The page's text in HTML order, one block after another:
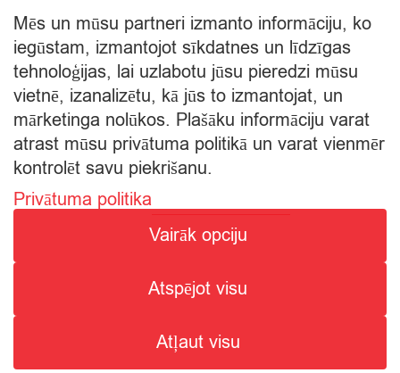
SPECIĀLĀ ATĻAUJA ALKOHOLISKO DZĒRIENU
MAZUMTIRDZNIECĪBAI: SĒRIJA MT Nr. 00000000736.
1
Mēs un mūsu partneri izmanto informāciju, ko
iegūstam, izmantojot sīkdatnes un līdzīgas
tehnoloģijas, lai uzlabotu jūsu pieredzi mūsu
vietnē, izanalizētu, kā jūs to izmantojat, un
mārketinga nolūkos. Plašāku informāciju varat
atrast mūsu privātuma politikā un varat vienmēr
kontrolēt savu piekrišanu.
Privātuma politika
Vairāk opciju
Atspējot visu
Atļaut visu